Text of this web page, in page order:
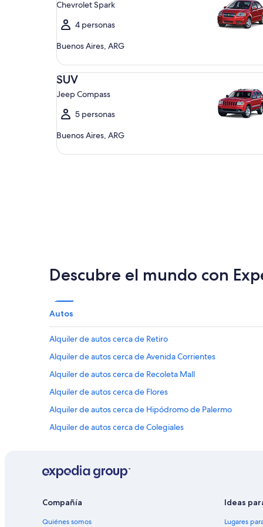
Chevrolet Spark
4 personas
Buenos Aires, ARG
SUV
Jeep Compass
5 personas
Buenos Aires, ARG
SUV Jeep Compass
Descubre el mundo con
Autos
Alquiler de autos cerca de Retiro
Alquiler de autos cerca de Avenida Corrientes
Alquiler de autos cerca de Recoleta Mall
Alquiler de autos cerca de Flores
Alquiler de autos cerca de Hipódromo de Palermo
Alquiler de autos cerca de Colegiales
Alquiler de autos cerca de Museo del automóvil
Alquiler de autos cerca de Centro comercial La Recova de
Compañía
Quiénes somos
Ideas
Lugares